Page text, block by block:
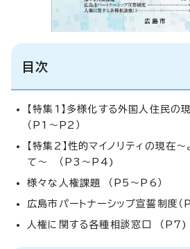
目次
【特集1】多様化する外国人住民
（P1～P2）
【特集2】性的マイノリティの現在
て～ （P3～P4)
様々な人権課題 （P5～P6）
広島市パートナーシップ宣誓制度
人権に関する各種相談窓口 （P7)